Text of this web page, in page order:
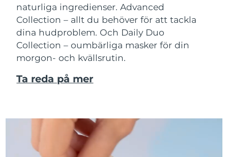
naturliga ingredienser. Advanced
Collection – allt du behöver för att tackla
dina hudproblem. Och Daily Duo
Collection – oumbärliga masker för din
morgon- och kvällsrutin.
Ta reda på mer